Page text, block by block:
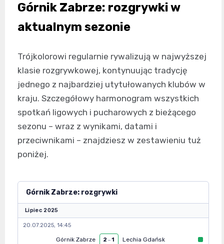
Górnik Zabrze: rozgrywki w
aktualnym sezonie
Trójkolorowi regularnie rywalizują w najwyższej
klasie rozgrywkowej, kontynuując tradycję
jednego z najbardziej utytułowanych klubów w
kraju. Szczegółowy harmonogram wszystkich
spotkań ligowych i pucharowych z bieżącego
sezonu – wraz z wynikami, datami i
przeciwnikami – znajdziesz w zestawieniu tuż
poniżej.
Górnik Zabrze: rozgrywki
Lipiec 2025
20.07.2025, 14:45
Górnik Zabrze 2 –1 Lechia Gdańsk